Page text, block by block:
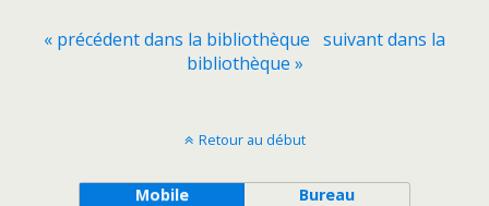
« précédent dans la bibliothèque suivant dans la
bibliothèque »
Retour au début
Mobile Bureau